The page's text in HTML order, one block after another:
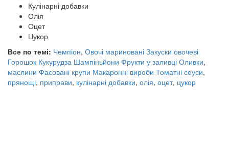
Кулінарні добавки
Олія
Оцет
Цукор
Все по темі: Чемпіон, Овочі мариновані Закуски овочеві
Горошок Кукурудза Шампіньйони Фрукти у заливці Оливки,
маслини Фасовані крупи Макаронні вироби Томатні соуси,
прянощі, приправи, кулінарні добавки, олія, оцет, цукор